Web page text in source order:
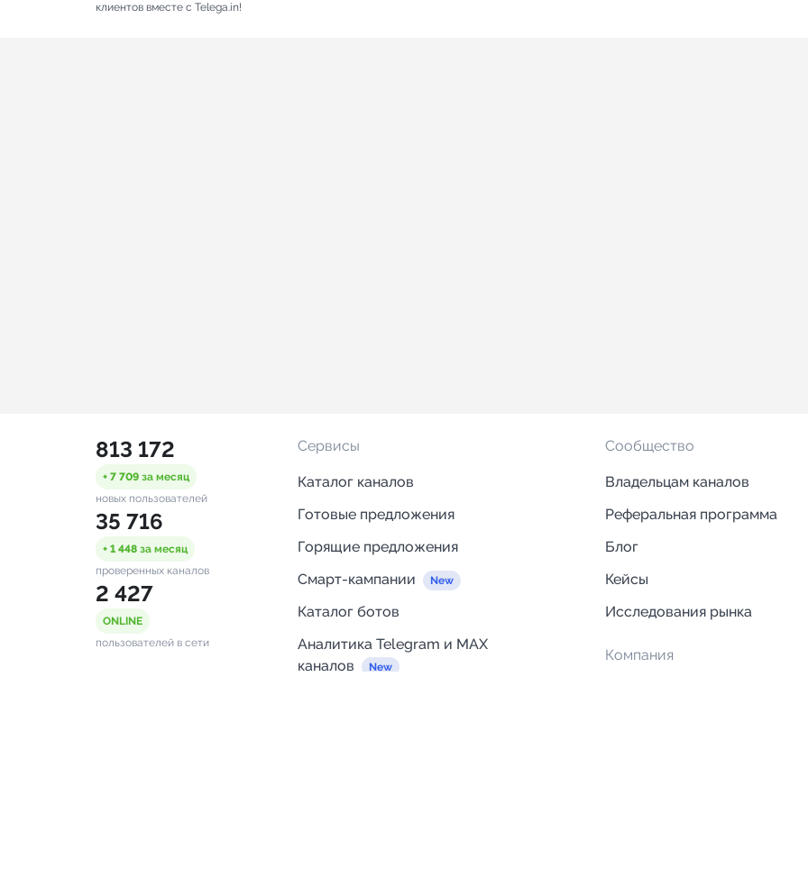
клиентов вместе с Telega.in!
813 172
+ 7 709 за месяц
новых пользователей
35 716
+ 1 448 за месяц
проверенных каналов
2 427
ONLINE
пользователей в сети
Сервисы
Каталог каналов
Готовые предложения
Горящие предложения
Смарт-кампании
Каталог ботов
Аналитика Telegram и MAX
каналов
Сообщество
Владельцам каналов
Реферальная программа
Блог
Кейсы
Исследования рынка
Компания